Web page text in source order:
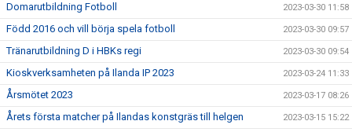
Domarutbildning Fotboll 2023-03-30 11:58
Född 2016 och vill börja spela fotboll 2023-03-30 09:57
Tränarutbildning D i HBKs regi 2023-03-30 09:54
Kioskverksamheten på Ilanda IP 2023 2023-03-24 11:33
Årsmötet 2023 2023-03-17 08:26
Årets första matcher på Ilandas konstgräs till helgen 2023-03-15 15:22